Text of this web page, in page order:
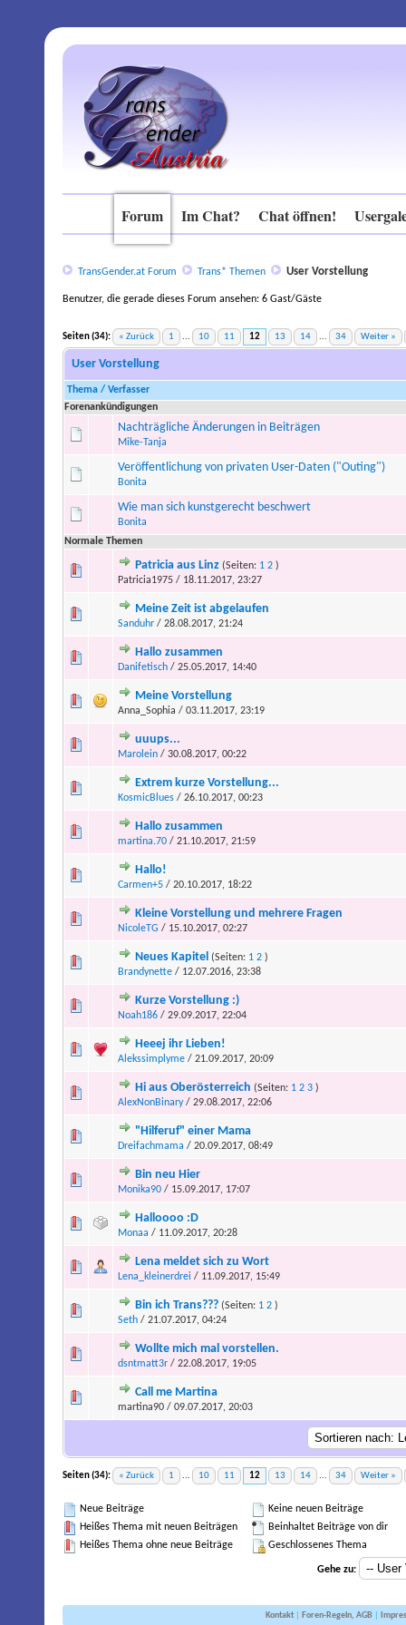
Forum Im Chat? Chat öffnen!
TransGender.at Forum Trans* Themen User Vorstellung
Benutzer, die gerade dieses Forum ansehen: 6 Gast/Gäste
stilnox in der schweiz rezeptfrei kaufen
Seiten (34): « Zurück 1 ... 10 11 12 13 14 ... 34 Weiter »
User Vorstellung
Thema / Verfasser
Forenankündigungen
Nachträgliche Änderungen in Beiträgen
Mike-Tanja
Veröffentlichung von privaten User-Daten ("Outing")
Bonita
Wie man sich kunstgerecht beschwert
Bonita
Normale Themen
Patricia aus Linz (Seiten: 1 2 )
Patricia1975 / 18.11.2017, 23:27
Meine Zeit ist abgelaufen
Sanduhr / 28.08.2017, 21:24
Hallo zusammen
Danifetisch / 25.05.2017, 14:40
Meine Vorstellung
Anna_Sophia / 03.11.2017, 23:19
uuups...
Marolein / 30.08.2017, 00:22
Extrem kurze Vorstellung...
KosmicBlues / 26.10.2017, 00:23
Hallo zusammen
martina.70 / 21.10.2017, 21:59
Hallo!
Carmen+5 / 20.10.2017, 18:22
Kleine Vorstellung und mehrere Fragen
NicoleTG / 15.10.2017, 02:27
Neues Kapitel (Seiten: 1 2 )
Brandynette / 12.07.2016, 23:38
Kurze Vorstellung :)
Noah186 / 29.09.2017, 22:04
Heeej ihr Lieben!
Alekssimplyme / 21.09.2017, 20:09
Hi aus Oberösterreich (Seiten: 1 2 3 )
AlexNonBinary/ 29.08.2017, 22:06
"Hilferuf" einer Mama
Dreifachmama / 20.09.2017, 08:49
Bin neu Hier
Monika90 / 15.09.2017, 17:07
Halloooo :D
Monaa / 11.09.2017, 20:28
Lena meldet sich zu Wort
Lena_kleinerdrei / 11.09.2017, 15:49
Bin ich Trans??? (Seiten: 1 2 )
Seth / 21.07.2017, 04:24
Wollte mich mal vorstellen.
dsntmatt3r / 22.08.2017, 19:05
Call me Martina
martina90 / 09.07.2017, 20:03
Seiten (34): « Zurück 1 ... 10 11 12 13 14 ... 34 Weiter »
Neue Beiträge
Heißes Thema mit neuen Beiträgen
Heißes Thema ohne neue Beiträge
Keine neuen Beiträge
Beinhaltet Beiträge von dir
Geschlossenes Thema
Gehe zu:
Kontakt| Foren-Regeln, AGB|